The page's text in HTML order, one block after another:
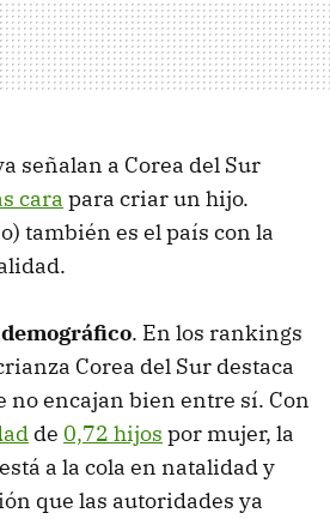
señalan a Corea del Sur
cara para criar un hijo.
también es el país con la
. En los rankings
Corea del Sur destaca
no encajan bien entre sí. Con
de 0,72 hijos por mujer, la
a la cola en natalidad y
que las autoridades ya